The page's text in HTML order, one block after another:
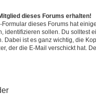
dieses Forums erhalten!
dieses Forums hat
identifizieren sollen. Du solltest
Dabei ist es ganz wichtig, die
der die E-Mail verschickt hat.